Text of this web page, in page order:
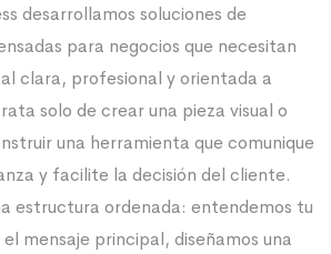
desarrollamos soluciones de
para negocios que necesitan
clara, profesional y orientada a
solo de crear una pieza visual o
una herramienta que comunique
y facilite la decisión del cliente.
estructura ordenada: entendemos tu
mensaje principal, diseñamos una